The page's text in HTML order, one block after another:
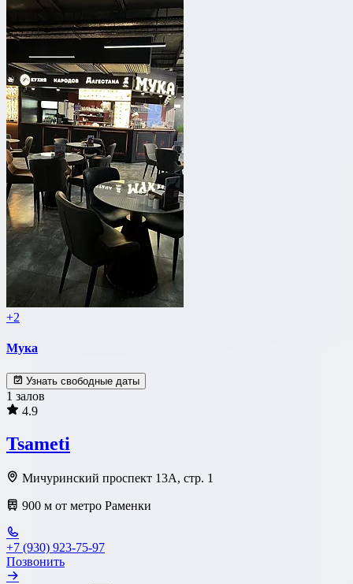
+2
Мука
Узнать свободные даты
1 залов
4.9
Tsameti
Мичуринский проспект 13А, стр. 1
900 м от метро Раменки
+7 (930) 923-75-97
Позвонить